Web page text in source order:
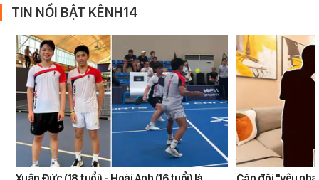
TIN NỔI BẬT KÊNH14